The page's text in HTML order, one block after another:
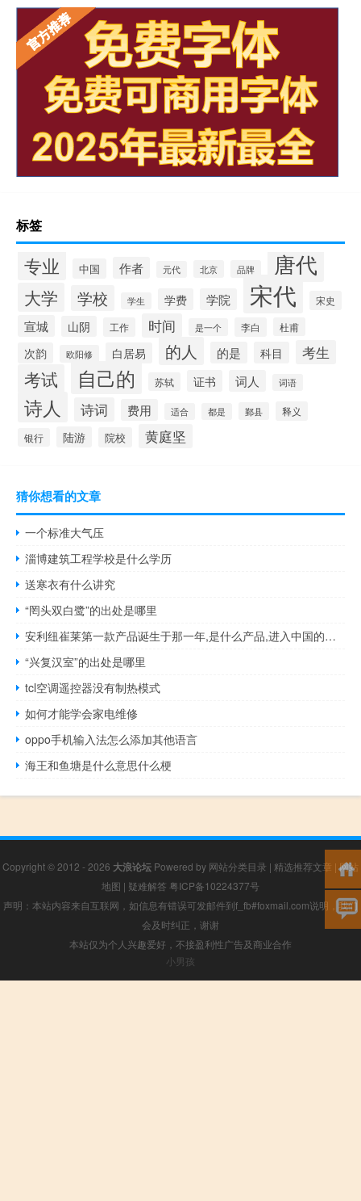
标签
专业 中国 作者 元代 北京 品牌 唐代
大学 学校 学生 学费 学院 宋代 宋史
宣城 山阴 工作 时间 是一个 李白 杜甫
次韵 欧阳修 白居易 的人 的是 科目 考生
考试 自己的 苏轼 证书 词人 词语
诗人 诗词 费用 适合 都是 鄞县 释义
银行 陆游 院校 黄庭坚
猜你想看的文章
一个标准大气压
淄博建筑工程学校是什么学历
送寒衣有什么讲究
“罔头双白鹭”的出处是哪里
安利纽崔莱第一款产品诞生于那一年,是什么产品,进入中国的时间 安利纽崔莱产品介绍
“兴复汉室”的出处是哪里
tcl空调遥控器没有制热模式
如何才能学会家电维修
oppo手机输入法怎么添加其他语言
海王和鱼塘是什么意思什么梗
Copyright © 2012 - 2026 大浪论坛 Powered by 网站分类目录 | 精选推荐文章 |网站
地图 | 疑难解答 粤ICP备10224377号
声明：本站内容来自互联网，如信息有错误可发邮件到f_fb#foxmail.com说明，我们
会及时纠正，谢谢
本站仅为个人兴趣爱好，不接盈利性广告及商业合作
小男孩